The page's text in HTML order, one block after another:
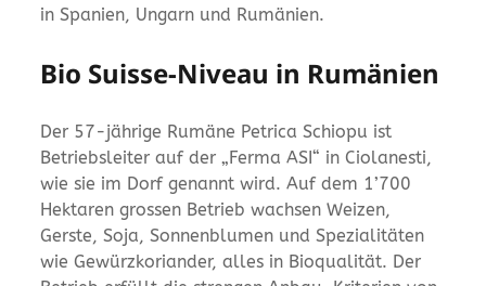
in Spanien, Ungarn und Rumänien.
Bio Suisse-Niveau in Rumänien
Der 57-jährige Rumäne Petrica Schiopu ist
Betriebsleiter auf der „Ferma ASI“ in Ciolanesti,
wie sie im Dorf genannt wird. Auf dem 1’700
Hektaren grossen Betrieb wachsen Weizen,
Gerste, Soja, Sonnenblumen und Spezialitäten
wie Gewürzkoriander, alles in Bioqualität. Der